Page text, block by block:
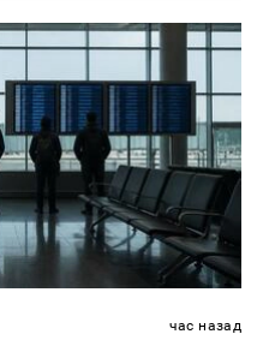
час назад